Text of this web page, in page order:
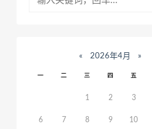
« 2026年4月 »
一 二 三 四 五
1 2 3
6 7 8 9 10